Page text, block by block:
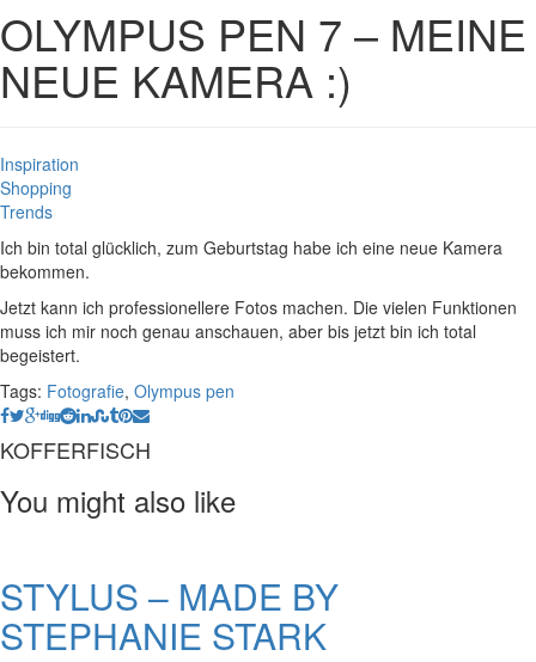
OLYMPUS PEN 7 – MEINE
NEUE KAMERA :)
Inspiration
Shopping
Trends
Ich bin total glücklich, zum Geburtstag habe ich eine neue Kamera
bekommen.
Jetzt kann ich professionellere Fotos machen. Die vielen Funktionen
muss ich mir noch genau anschauen, aber bis jetzt bin ich total
begeistert.
Tags: Fotografie, Olympus pen
KOFFERFISCH
You might also like
STYLUS – MADE BY
STEPHANIE STARK